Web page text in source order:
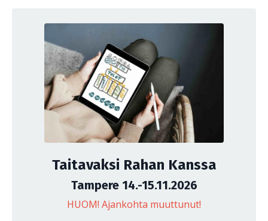
Taitavaksi Rahan Kanssa
Tampere 14.-15.11.2026
HUOM! Ajankohta muuttunut!